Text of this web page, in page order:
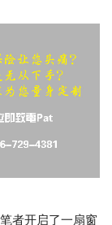
者开启了一扇窗